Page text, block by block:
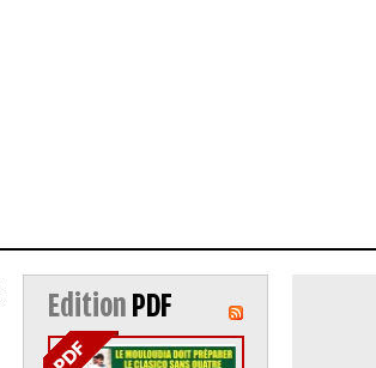
Edition PDF